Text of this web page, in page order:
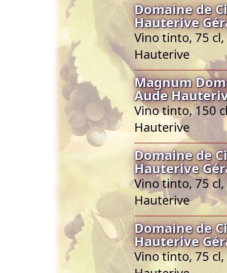
Domaine de
Hauterive
Vino tinto, 75
Hauterive
Magnum
Aude
Vino tinto, 150
Hauterive
Domaine de
Hauterive
Vino tinto, 75
Hauterive
Domaine de
Hauterive
Vino tinto, 75